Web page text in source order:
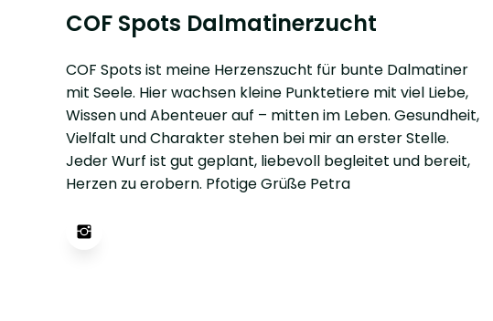
COF Spots Dalmatinerzucht
COF Spots ist meine Herzenszucht für bunte Dalmatiner
mit Seele. Hier wachsen kleine Punktetiere mit viel Liebe,
Wissen und Abenteuer auf – mitten im Leben. Gesundheit,
Vielfalt und Charakter stehen bei mir an erster Stelle.
Jeder Wurf ist gut geplant, liebevoll begleitet und bereit,
Herzen zu erobern. Pfotige Grüße Petra